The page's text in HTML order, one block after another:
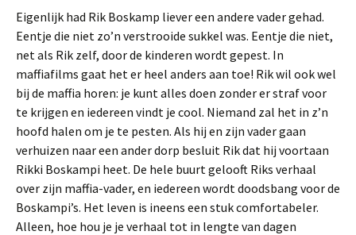
Eigenlijk had Rik Boskamp liever een andere vader gehad.
Eentje die niet zo’n verstrooide sukkel was. Eentje die niet,
net als Rik zelf, door de kinderen wordt gepest. In
maffiafilms gaat het er heel anders aan toe! Rik wil ook wel
bij de maffia horen: je kunt alles doen zonder er straf voor
te krijgen en iedereen vindt je cool. Niemand zal het in z’n
hoofd halen om je te pesten. Als hij en zijn vader gaan
verhuizen naar een ander dorp besluit Rik dat hij voortaan
Rikki Boskampi heet. De hele buurt gelooft Riks verhaal
over zijn maffia-vader, en iedereen wordt doodsbang voor de
Boskampi’s. Het leven is ineens een stuk comfortabeler.
Alleen, hoe hou je je verhaal tot in lengte van dagen